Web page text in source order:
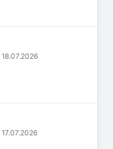
18.07.2026
17.07.2026